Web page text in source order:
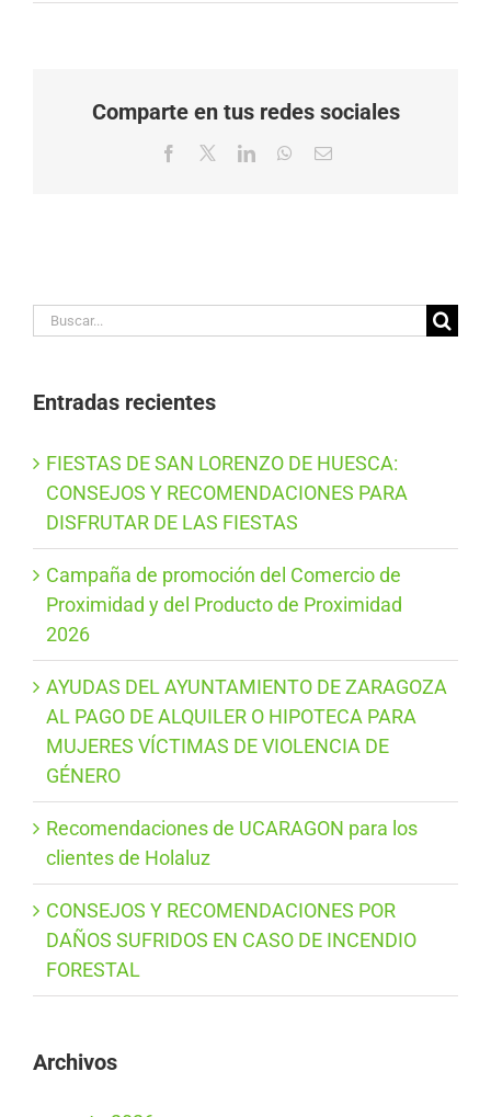
Comparte en tus redes sociales
Facebook
X LinkedInWhatsApp
Correo
Buscar:
Entradas recientes
FIESTAS DE SAN LORENZO DE HUESCA:
CONSEJOS Y RECOMENDACIONES PARA
DISFRUTAR DE LAS FIESTAS
Campaña de promoción del Comercio de
Proximidad y del Producto de Proximidad
2026
AYUDAS DEL AYUNTAMIENTO DE ZARAGOZA
AL PAGO DE ALQUILER O HIPOTECA PARA
MUJERES VÍCTIMAS DE VIOLENCIA DE
GÉNERO
Recomendaciones de UCARAGON para los
clientes de Holaluz
CONSEJOS Y RECOMENDACIONES POR
DAÑOS SUFRIDOS EN CASO DE INCENDIO
FORESTAL
Archivos